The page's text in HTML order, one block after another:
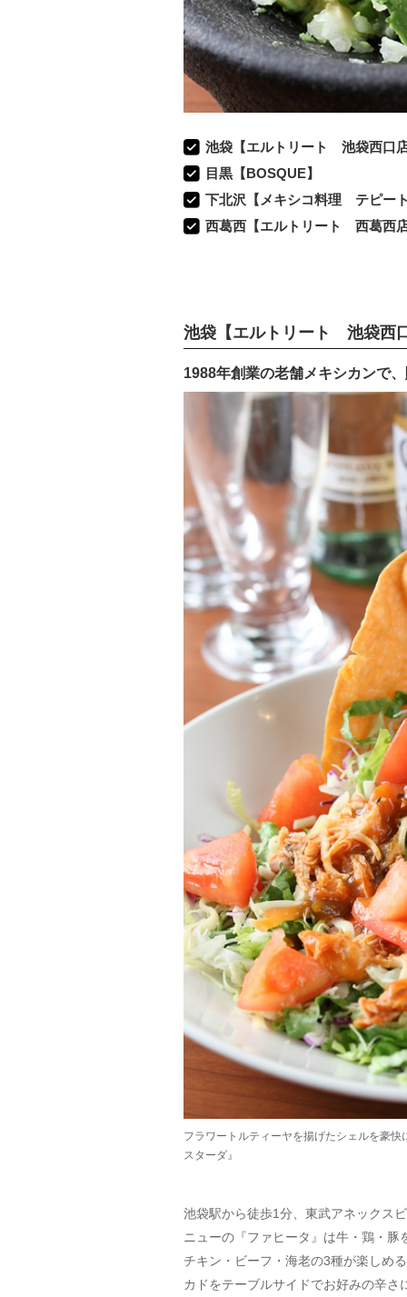
池袋【エルトリート 池袋西口
目黒【BOSQUE】
下北沢【メキシコ料理 テピー
西葛西【エルトリート 西葛西
池袋【エルトリート 池袋西
1988年創業の老舗メキシカンで
フラワートルティーヤを揚げたシェルを豪
スターダ』
池袋駅から徒歩1分、東武アネックス
ニューの『ファヒータ』は牛・鶏・
チキン・ビーフ・海老の3種が楽しめ
カドをテーブルサイドでお好みの辛